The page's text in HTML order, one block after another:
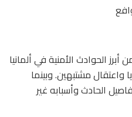
الحوادث الأمنية في ألمانيا
مشتبهين. وبينما
الحادث وأسبابه غير